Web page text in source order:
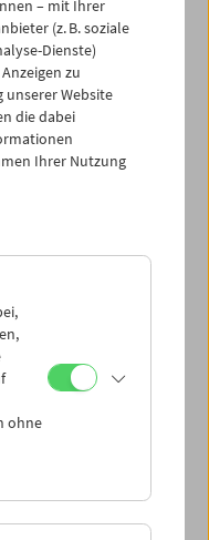
Road Movie. Wir
Premiere ihres
und für ein
stand.
– mit Ihrer
(z. B. soziale
Dienste)
zu
unserer Website
die dabei
Ihrer Nutzung
ohne